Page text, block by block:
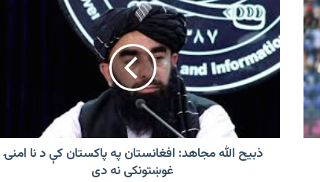
ذبیح
الله
مجاهد:
افغانستان
په
پاکستان
نا
امنۍذبیح الله مجاهد: افغانستان په پاکستان کې د نا امنۍ
غوښتونکی نه دی